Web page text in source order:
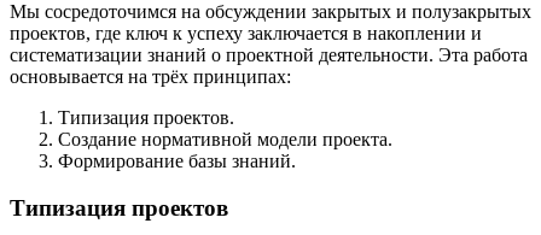
Мы сосредоточимся на обсуждении закрытых и полузакрытых
проектов, где ключ к успеху заключается в накоплении и
систематизации знаний о проектной деятельности. Эта работа
основывается на трёх принципах:
Типизация проектов.
Создание нормативной модели проекта.
Формирование базы знаний.
Типизация проектов